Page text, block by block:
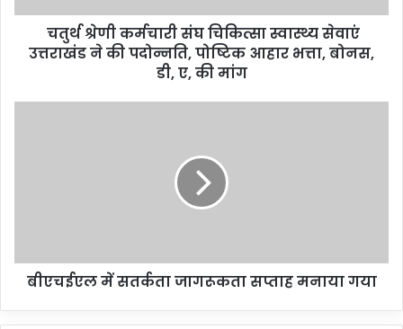
चतुर्थ श्रेणी कर्मचारी संघ चिकित्सा स्वास्थ्य सेवाएं
उत्तराखंड ने की पदोन्नति, पोष्टिक आहार भत्ता, बोनस,
डी, ए, की मांग
बीएचईएल में सतर्कता जागरूकता सप्ताह मनाया गया